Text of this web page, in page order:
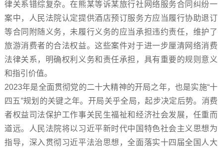
律关系错综复杂。在熊某等诉某旅行社网络服务合同纠纷一
案中，人民法院认定提供酒店预订服务方应当履行协助退订
等合同附随义务，未履行义务的应当承担违约责任，维护了
旅游消费者的合法权益。这些案件对于进一步厘清网络消费
法律关系，明确权利义务和责任承担，具有重要的规则意义
和指引价值。
2023年是全面贯彻党的二十大精神的开局之年，也是实施“十
四五”规划的关键之年。开局关乎全局，起步决定后势。消费
者权益司法保护工作事关民生福祉和经济社会发展，任重而
道远。人民法院将以习近平新时代中国特色社会主义思想为
指导，深入贯彻习近平法治思想，全面落实十四届全国人大